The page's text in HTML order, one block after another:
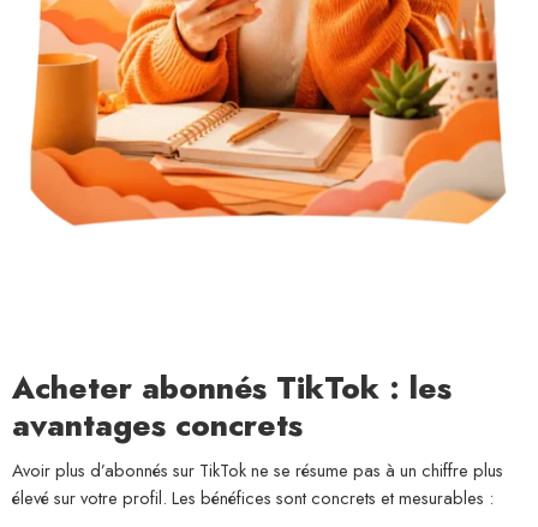
Acheter abonnés TikTok : les
avantages concrets
Avoir plus d’abonnés sur TikTok ne se résume pas à un chiffre plus
élevé sur votre profil. Les bénéfices sont concrets et mesurables :